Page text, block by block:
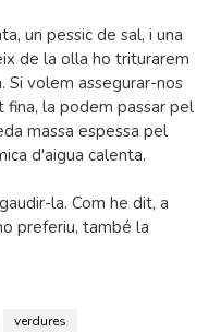
un pessic de sal, i una
de la olla ho triturarem
volem assegurar-nos
la podem passar pel
massa espessa pel
d'aigua calenta.
la. Com he dit, a
preferiu, també la
verdures